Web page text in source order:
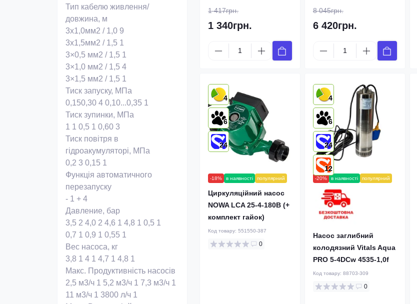
Тип кабелю живлення/
довжина, м
3х1,0мм2 / 1,0 9
3х1,5мм2 / 1,5 1
3×0,5 мм2 / 1,5 1
3×1,0 мм2 / 1,5 4
3×1,5 мм2 / 1,5 1
Тиск запуску, МПа
0,150,30 4 0,10...0,35 1
Тиск зупинки, МПа
1 1 0,5 1 0,60 3
Тиск повітря в
гідроакумуляторі, МПа
0,2 3 0,15 1
Функція автоматичного
перезапуску
- 1 + 4
Давление, бар
3,5 2 4,0 2 4,6 1 4,8 1 0,5 1
0,7 1 0,9 1 0,55 1
Вес насоса, кг
3,8 1 4 1 4,7 1 4,8 1
Макс. Продуктивність насосів
2,5 м3/ч 1 5,2 м3/ч 1 7,3 м3/ч 1
11 м3/ч 1 3800 л/ч 1
1 417грн.
1 340грн.
8 045грн.
6 420грн.
-18% в наявності популярний
4
6
24
Циркуляційний насос
NOWA LCA 25-4-180B (+
комплект гайок)
Код товару: 551550-387
0
-20% в наявності популярний
4
6
24
12
Насос заглибний
колодязний Vitals Aqua
PRO 5-4DCw 4535-1,0f
Код товару: 88703-309
0